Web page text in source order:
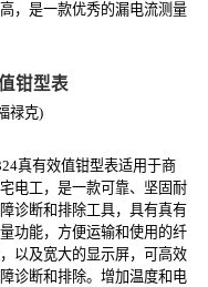
，是一款优秀的漏电流测量
钳型表
禄克)
真有效值钳型表适用于商
电工，是一款可靠、坚固耐
诊断和排除工具，具有真有
功能，方便运输和使用的纤
以及宽大的显示屏，可高效
诊断和排除。增加温度和电